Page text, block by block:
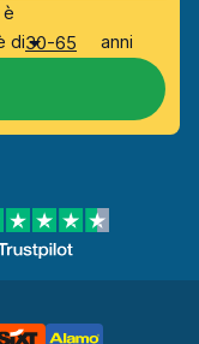
di30-65 anni